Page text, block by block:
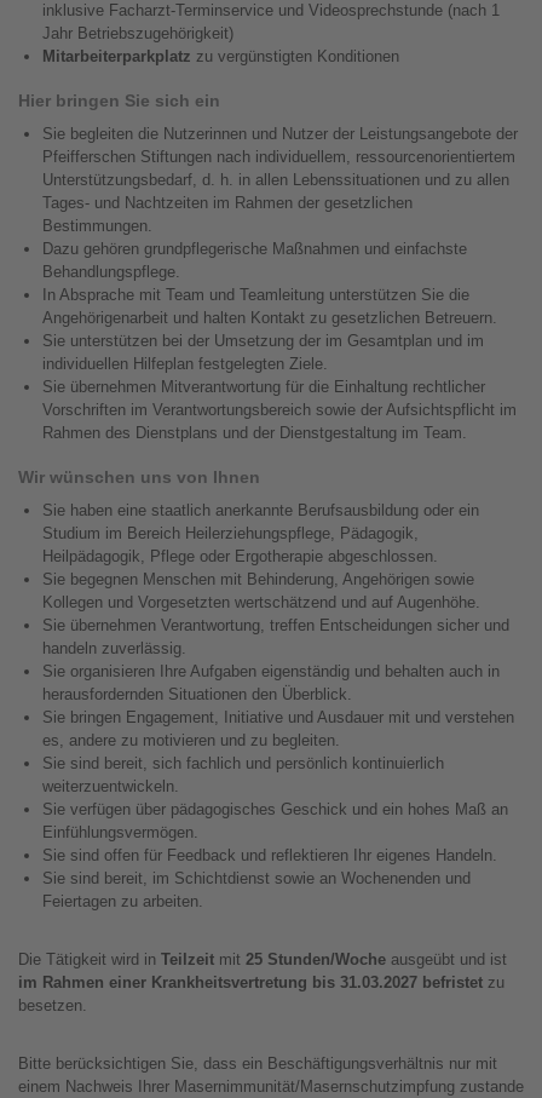
inklusive Facharzt-Terminservice und Videosprechstunde (nach 1
Jahr Betriebszugehörigkeit)
Mitarbeiterparkplatz zu vergünstigten Konditionen
Hier bringen Sie sich ein
Sie begleiten die Nutzerinnen und Nutzer der Leistungsangebote der
Pfeifferschen Stiftungen nach individuellem, ressourcenorientiertem
Unterstützungsbedarf, d. h. in allen Lebenssituationen und zu allen
Tages- und Nachtzeiten im Rahmen der gesetzlichen
Bestimmungen.
Dazu gehören grundpflegerische Maßnahmen und einfachste
Behandlungspflege.
In Absprache mit Team und Teamleitung unterstützen Sie die
Angehörigenarbeit und halten Kontakt zu gesetzlichen Betreuern.
Sie unterstützen bei der Umsetzung der im Gesamtplan und im
individuellen Hilfeplan festgelegten Ziele.
Sie übernehmen Mitverantwortung für die Einhaltung rechtlicher
Vorschriften im Verantwortungsbereich sowie der Aufsichtspflicht im
Rahmen des Dienstplans und der Dienstgestaltung im Team.
Wir wünschen uns von Ihnen
Sie haben eine staatlich anerkannte Berufsausbildung oder ein
Studium im Bereich Heilerziehungspflege, Pädagogik,
Heilpädagogik, Pflege oder Ergotherapie abgeschlossen.
Sie begegnen Menschen mit Behinderung, Angehörigen sowie
Kollegen und Vorgesetzten wertschätzend und auf Augenhöhe.
Sie übernehmen Verantwortung, treffen Entscheidungen sicher und
handeln zuverlässig.
Sie organisieren Ihre Aufgaben eigenständig und behalten auch in
herausfordernden Situationen den Überblick.
Sie bringen Engagement, Initiative und Ausdauer mit und verstehen
es, andere zu motivieren und zu begleiten.
Sie sind bereit, sich fachlich und persönlich kontinuierlich
weiterzuentwickeln.
Sie verfügen über pädagogisches Geschick und ein hohes Maß an
Einfühlungsvermögen.
Sie sind offen für Feedback und reflektieren Ihr eigenes Handeln.
Sie sind bereit, im Schichtdienst sowie an Wochenenden und
Feiertagen zu arbeiten.
Die Tätigkeit wird in Teilzeit mit 25 Stunden/Woche ausgeübt und ist
im Rahmen einer Krankheitsvertretung bis 31.03.2027 befristet zu
besetzen.
Bitte berücksichtigen Sie, dass ein Beschäftigungsverhältnis nur mit
einem Nachweis Ihrer Masernimmunität/Masernschutzimpfung zustande